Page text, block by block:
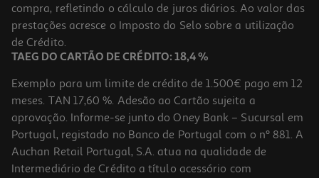
69.99 €/un
69,99 €
compra, refletindo o cálculo de juros diários. Ao valor das
prestações acresce o Imposto do Selo sobre a utilização
de Crédito.
TAEG DO CARTÃO DE CRÉDITO: 18,4 %
Exemplo para um limite de crédito de 1.500€ pago em 12
meses. TAN 17,60 %. Adesão ao Cartão sujeita a
aprovação. Informe-se junto do Oney Bank – Sucursal em
Portugal, registado no Banco de Portugal com o nº 881. A
Auchan Retail Portugal, S.A. atua na qualidade de
Intermediário de Crédito a título acessório com